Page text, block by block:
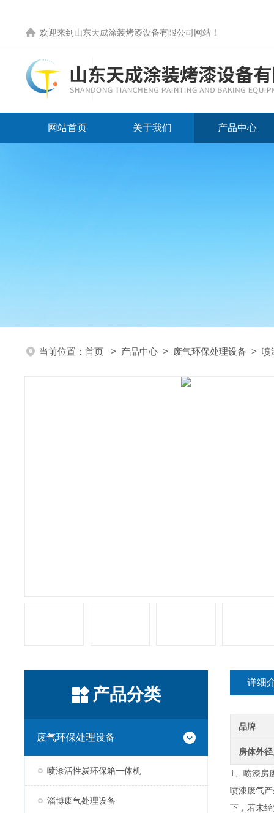
欢迎来到 山东天成涂装烤漆设备有限公司网站 ！
网站首页 关于我们 产品中心
当前位置： 首页 > 产品中心 > 废气环保处理设备 > 喷
产品分类
废气环保处理设备
喷漆活性炭环保箱一体机
淄博废气处理设备
详细
品牌
房体外
1、喷漆房
喷漆废气
下，若未